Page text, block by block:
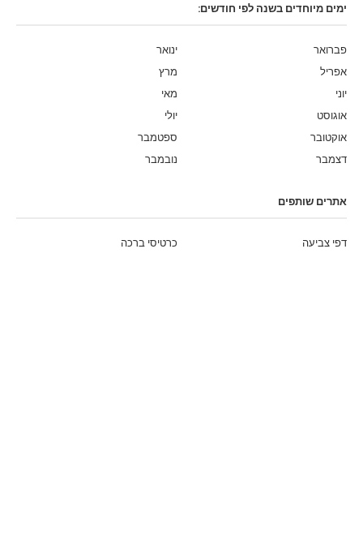
ימים מיוחדים בשנה לפי חודשים:
ינואר
פברואר
מרץ
אפריל
מאי
יוני
יולי
אוגוסט
ספטמבר
אוקטובר
נובמבר
דצמבר
אתרים שותפים
כרטיסי ברכה דפי צביעה